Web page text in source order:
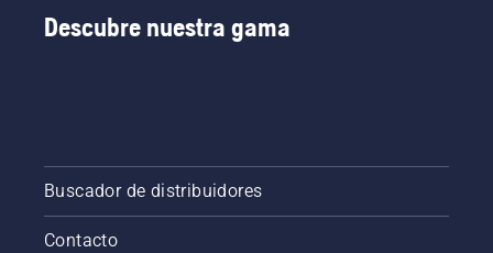
Descubre nuestra gama
Buscador de distribuidores
Contacto